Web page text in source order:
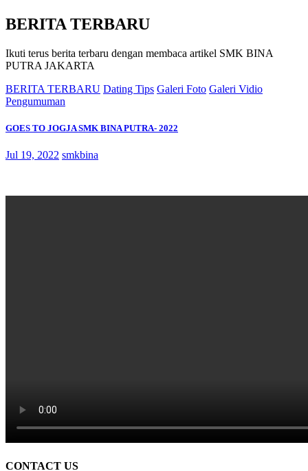
BERITA TERBARU
Ikuti terus berita terbaru dengan membaca artikel SMK BINA
PUTRA JAKARTA
BERITA TERBARU Dating Tips Galeri Foto Galeri Vidio
Pengumuman
GOES TO JOGJA SMK BINA PUTRA- 2022
Jul 19, 2022 smkbina
CONTACT US